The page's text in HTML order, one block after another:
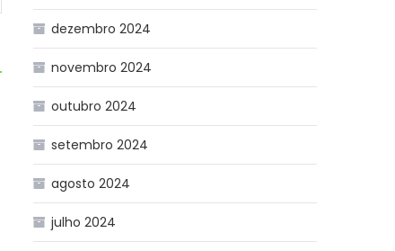
dezembro 2024
novembro 2024
outubro 2024
setembro 2024
agosto 2024
julho 2024